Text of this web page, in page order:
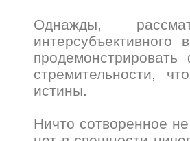
Однажды,
стремительности,
истины.
Ничто сотворенное